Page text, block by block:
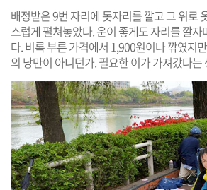
배정받은 9번 자리에 돗자리를 깔고 그 위로
스럽게 펼쳐놓았다. 운이 좋게도 자리를 깔자
다. 비록 부른 가격에서 1,900원이나 깎였지
의 낭만이 아니던가. 필요한 이가 가져갔다